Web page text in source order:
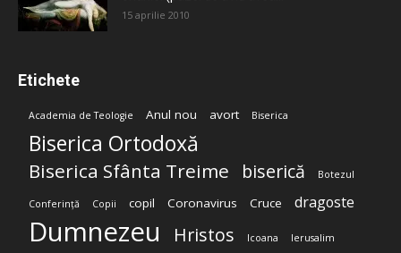
15 aprilie 2010
Etichete
Academia de Teologie Anul nou avort Biserica
Biserica Ortodoxă
Biserica Sfânta Treime biserică Botezul
Conferință Copii copil Coronavirus Cruce dragoste
Dumnezeu Hristos Icoana Ierusalim